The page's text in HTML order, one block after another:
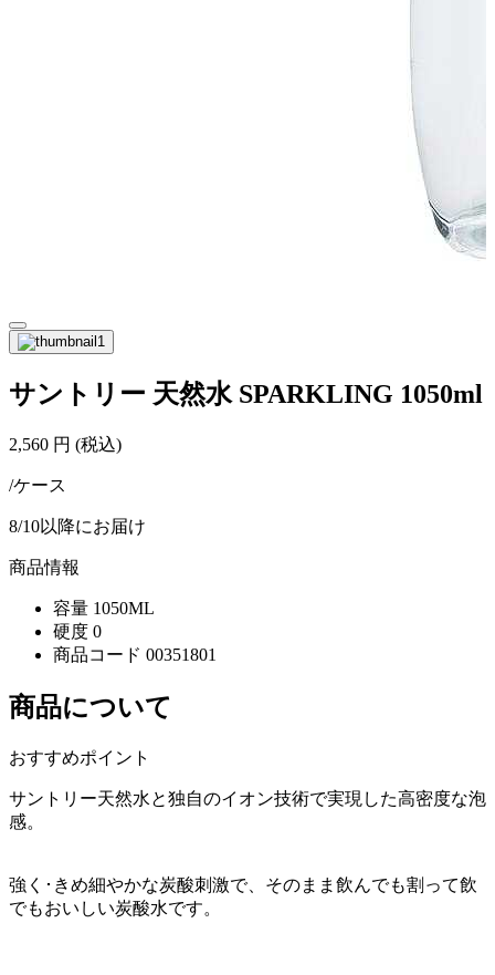
サントリー 天然水 SPARKLING 1050ml
2,560 円 (税込)
/ケース
8/10以降にお届け
商品情報
容量 1050ML
硬度 0
商品コード 00351801
商品について
おすすめポイント
サントリー天然水と独自のイオン技術で実現した高密度な泡
感。
強く･きめ細やかな炭酸刺激で、そのまま飲んでも割って飲
でもおいしい炭酸水です。